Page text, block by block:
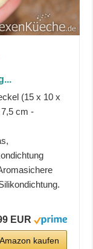
(15 x 10 x
cm -
EUR
kaufen